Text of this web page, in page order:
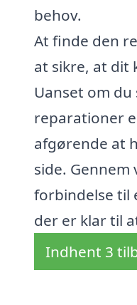
behov.
At finde den
at sikre, at dit
Uanset om
reparationer
afgørende at
side.
forbindelse til
der er klar til
Indhent 3